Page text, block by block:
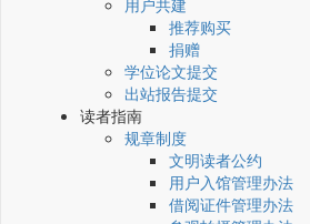
用户共建
推荐购买
捐赠
学位论文提交
出站报告提交
读者指南
规章制度
文明读者公约
用户入馆管理办法
借阅证件管理办法